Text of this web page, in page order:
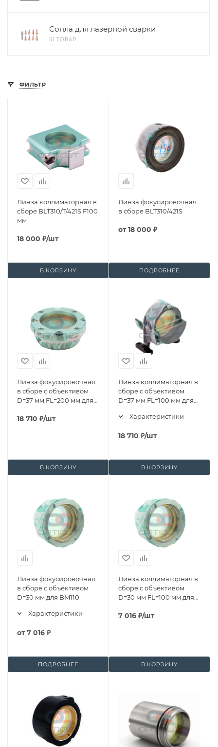
Сопла для лазерной сварки
51 ТОВАР
ФИЛЬТР
Линза коллиматорная в
сборе BLT310/T/421S F100
мм
18 000 ₽/шт
В КОРЗИНУ
Линза фокусировочная
в сборе BLT310/421S
от18 000 ₽
ПОДРОБНЕЕ
Линза фокусировочная
в сборе с объективом
D=37 мм FL=200 мм для
18 710 ₽/шт
В КОРЗИНУ
Линза коллиматорная в
сборе с объективом
D=37 мм FL=100 мм для
Характеристики
18 710 ₽/шт
В КОРЗИНУ
Линза фокусировочная
в сборе с объективом
D=30 мм для BM110
Характеристики
от7 016 ₽
ПОДРОБНЕЕ
Линза коллиматорная в
сборе с объективом
D=30 мм FL=100 мм для
7 016 ₽/шт
В КОРЗИНУ